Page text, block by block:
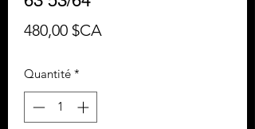
480,00 $CA
Quantité *